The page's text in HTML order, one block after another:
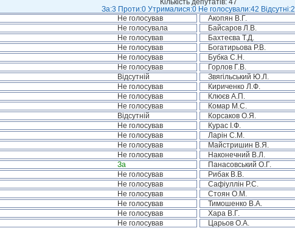
Кількість депутатів: 47
За:3 Проти:0 Утрималися:0 Не голосували:42 Відсутні:2
Не голосував Акопян В.Г.
Не голосувала Байсаров Л.В.
Не голосував Бахтеєва Т.Д.
Не голосував Богатирьова Р.В.
Не голосував Бубка С.Н.
Не голосував Горлов Г.В.
Відсутній Звягільський Ю.Л.
Не голосував Кириченко Л.Ф.
Не голосував Клюєв А.П.
Не голосував Комар М.С.
Відсутній Корсаков О.Я.
Не голосував Курас І.Ф.
Не голосував Ларін С.М.
Не голосував Майстришин В.Я.
Не голосував Наконечний В.Л.
За Панасовський О.Г.
Не голосував Рибак В.В.
Не голосував Сафіуллін Р.С.
Не голосував Стоян О.М.
Не голосував Тимошенко В.А.
Не голосував Хара В.Г.
Не голосував Царьов О.А.